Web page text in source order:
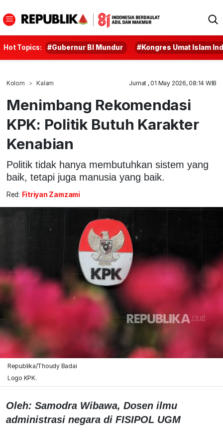
Hot Topics: #Gubernur BI Mundur #Kongres Umat Islam
Kolom Kalam Jumat , 01 May 2026, 08:14 WIB
Menimbang Rekomendasi
KPK: Politik Butuh Karakter
Kenabian
Politik tidak hanya membutuhkan sistem yang
baik, tetapi juga manusia yang baik.
Red: Fitriyan Zamzami
Republika/Thoudy Badai
Logo KPK.
Oleh: Samodra Wibawa, Dosen ilmu
administrasi negara di FISIPOL UGM